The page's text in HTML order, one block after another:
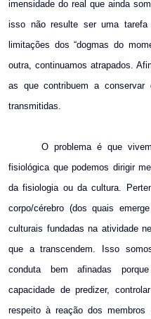
imensidade do real que ainda
isso não resulte ser uma
limitações dos “dogmas do
outra, continuamos atrapados.
as que contribuem a
transmitidas.
O problema é que
fisiológica que podemos dirigir
da fisiologia ou da cultura.
corpo/cérebro (dos quais
culturais fundadas na atividade
que a transcendem. Isso
conduta bem afinadas
capacidade de predizer,
respeito à reação dos membros